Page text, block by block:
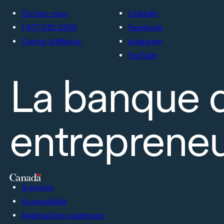
Écrivez-nous
1-877-232-2269
Centre d’affaires
LinkedIn
Facebook
Instagram
YouTube
La banque
À propos
Accessibilité
Applications soutenues